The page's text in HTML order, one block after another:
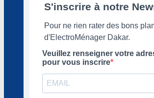
S'inscrire à notre
Pour ne rien rater des bons
d'ElectroMénager Dakar.
Veuillez renseigner votre
pour vous inscrire